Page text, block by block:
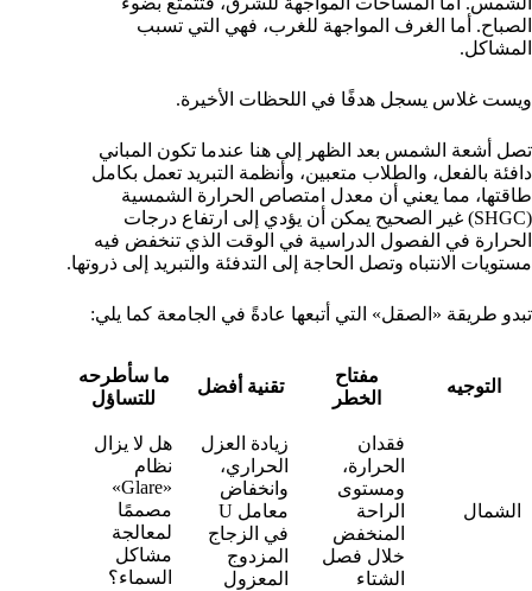
الصباح. أما الغرف المواجهة للغرب، فهي التي تسبب
المشاكل.
ويست غلاس يسجل هدفًا في اللحظات الأخيرة.
تصل أشعة الشمس بعد الظهر إلى هنا عندما تكون المباني
دافئة بالفعل، والطلاب متعبين، وأنظمة التبريد تعمل بكامل
طاقتها، مما يعني أن معدل امتصاص الحرارة الشمسية
(SHGC) غير الصحيح يمكن أن يؤدي إلى ارتفاع درجات
الحرارة في الفصول الدراسية في الوقت الذي تنخفض فيه
مستويات الانتباه وتصل الحاجة إلى التدفئة والتبريد إلى ذروتها.
تبدو طريقة «الصقل» التي أتبعها عادةً في الجامعة كما يلي:
التوجيه
مفتاح
الخطر
تقنية أفضل
ما سأطرحه
للتساؤل
الشمال
فقدان
الحرارة،
ومستوى
الراحة
المنخفض
خلال فصل
الشتاء
زيادة العزل
الحراري،
وانخفاض
معامل U
في الزجاج
المزدوج
المعزول
هل لا يزال
نظام
«Glare»
مصممًا
لمعالجة
مشاكل
السماء؟